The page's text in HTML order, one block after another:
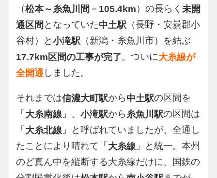
（松本～糸魚川間 ＝ 105.4km）の長らく 未開
通区間 となっていた中土駅 （長野・安曇郡小
谷村）と小滝駅 （新潟・糸魚川市）を結ぶ
17.7km区間の工事が完了。ついに大糸線が
全開通 しました。
それまでは信濃大町駅から中土駅の区間を
「 大糸南線 」、 小滝駅から 糸魚川駅の区間は
「 大糸北線 」と呼ばれていましたが、全通し
たことにより晴れて「 大糸線 」と統一。本州
のど真ん中を縦断する大糸線だけに、国鉄の